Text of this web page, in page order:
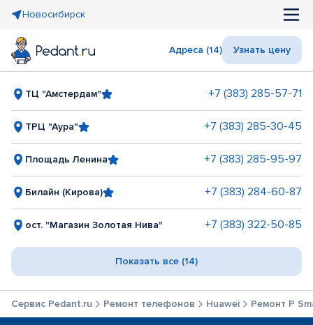
Новосибирск
Адреса (14) Узнать цену
ТЦ "Амстердам" +7 (383) 285-57-71
ТРЦ "Аура" +7 (383) 285-30-45
Площадь Ленина +7 (383) 285-95-97
Билайн (Кирова) +7 (383) 284-60-87
ост. "Магазин Золотая Нива" +7 (383) 322-50-85
Показать все (14)
Сервис Pedant.ru Ремонт телефонов Huawei Ремонт P